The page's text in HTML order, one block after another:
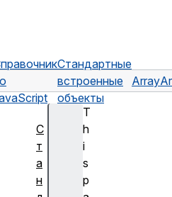
Стандартные
встроенные
объекты
Array
T
h
i
s
p
С
т
а
н